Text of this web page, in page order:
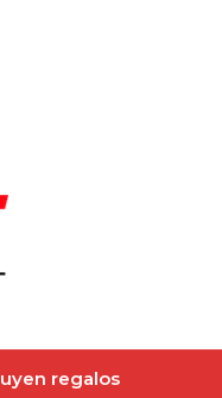
regalos